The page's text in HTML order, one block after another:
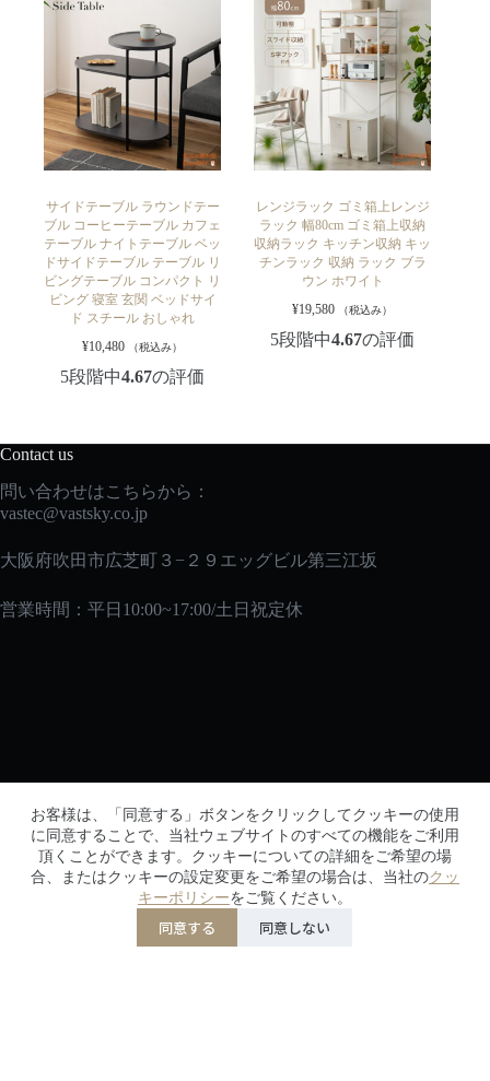
お客様は、「同意する」ボタンをクリックしてクッキーの使用
に同意することで、当社ウェブサイトのすべての機能をご利用
頂くことができます。クッキーについての詳細をご希望の場
合、またはクッキーの設定変更をご希望の場合は、当社のクッ
キーポリシーをご覧ください。
同意する 同意しない
サイドテーブル ラウンドテー
ブル コーヒーテーブル カフェ
テーブル ナイトテーブル ベッ
ドサイドテーブル テーブル リ
ビングテーブル コンパクト リ
ビング 寝室 玄関 ベッドサイ
ド スチール おしゃれ
¥10,480 （税込み）
5段階中4.67の評価
レンジラック ゴミ箱上レンジ
ラック 幅80cm ゴミ箱上収納
収納ラック キッチン収納 キッ
チンラック 収納 ラック ブラ
ウン ホワイト
¥19,580 （税込み）
5段階中4.67の評価
Contact us
問い合わせはこちらから：
vastec@vastsky.co.jp
大阪府吹田市広芝町３−２９エッグビル第三江坂
営業時間：平日10:00~17:00/土日祝定休
メルマガに登録して、初回購入時に10％オフの特典を
ゲットしよう！